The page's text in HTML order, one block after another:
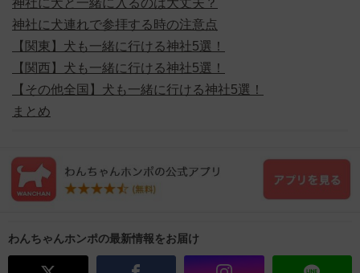
神社に犬と一緒に入るのは大丈夫？
神社に犬連れで参拝する時の注意点
【関東】犬も一緒に行ける神社5選！
【関西】犬も一緒に行ける神社5選！
【その他全国】犬も一緒に行ける神社5選！
まとめ
わんちゃんホンポの最新情報をお届け